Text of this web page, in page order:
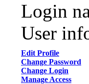
Login
User
Edit Profile
Change Password
Change Login
Manage Access